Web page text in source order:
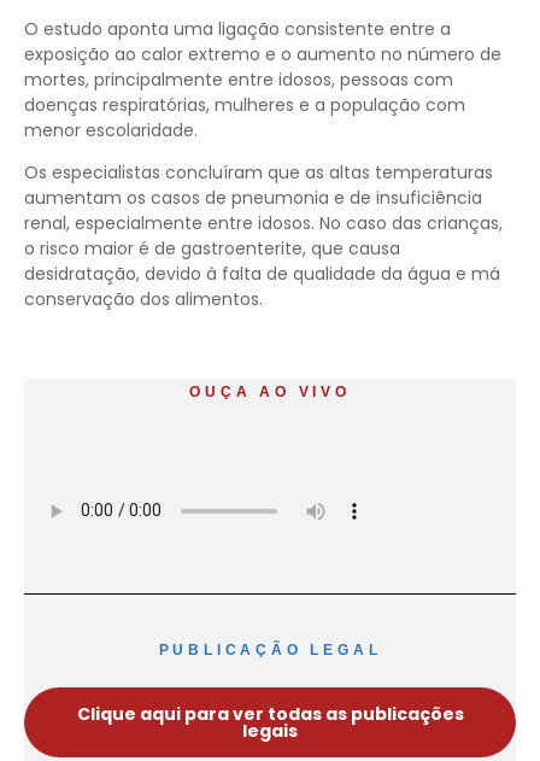
O estudo aponta uma ligação consistente entre a
exposição ao calor extremo e o aumento no número de
mortes, principalmente entre idosos, pessoas com
doenças respiratórias, mulheres e a população com
menor escolaridade.
Os especialistas concluíram que as altas temperaturas
aumentam os casos de pneumonia e de insuficiência
renal, especialmente entre idosos. No caso das crianças,
o risco maior é de gastroenterite, que causa
desidratação, devido à falta de qualidade da água e má
conservação dos alimentos.
OUÇA AO VIVO
PUBLICAÇÃO LEGAL
Clique aqui para ver todas as publicações
legais